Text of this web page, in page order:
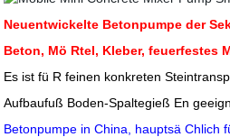
Neuentwickelte Betonpumpe der
Beton, Mö Rtel, Kleber, feuerfestes
Es ist fü R feinen konkreten
Aufbaufuß Boden-Spaltegieß En
Betonpumpe in China, hauptsä Chlich